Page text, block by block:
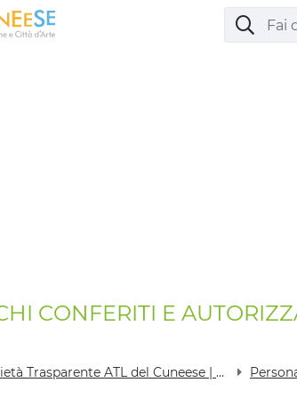
CONFERITI E
Società Trasparente ATL del Cuneese | Visit Cuneese